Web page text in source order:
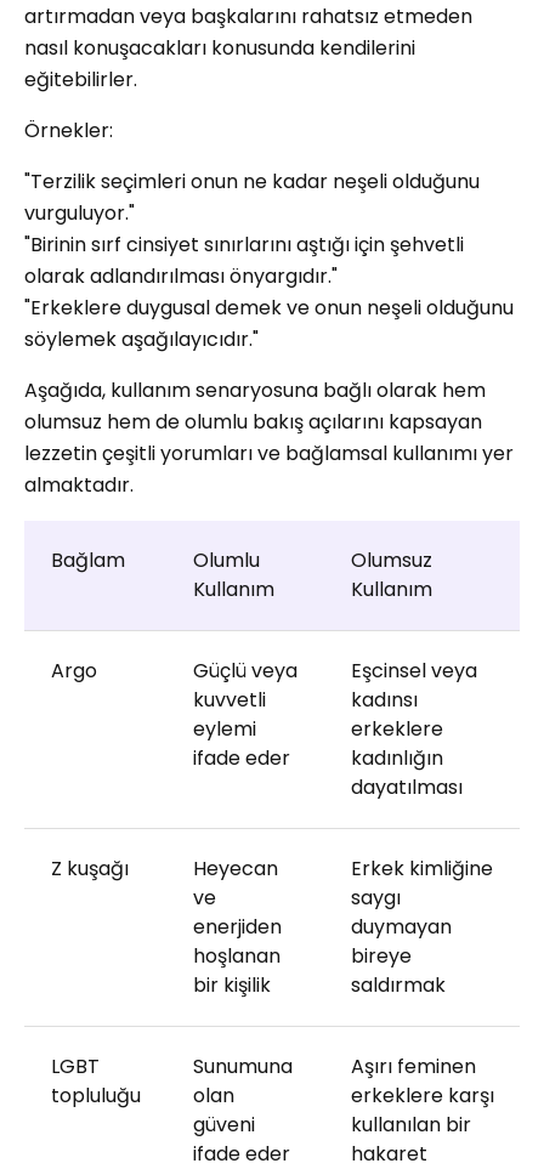
artırmadan veya başkalarını rahatsız etmeden
nasıl konuşacakları konusunda kendilerini
eğitebilirler.
Örnekler:
"Terzilik seçimleri onun ne kadar neşeli olduğunu
vurguluyor."
"Birinin sırf cinsiyet sınırlarını aştığı için şehvetli
olarak adlandırılması önyargıdır."
"Erkeklere duygusal demek ve onun neşeli olduğunu
söylemek aşağılayıcıdır."
Aşağıda, kullanım senaryosuna bağlı olarak hem
olumsuz hem de olumlu bakış açılarını kapsayan
lezzetin çeşitli yorumları ve bağlamsal kullanımı yer
almaktadır.
Bağlam
Olumlu
Kullanım
Olumsuz
Kullanım
Argo
Güçlü veya
kuvvetli
eylemi
ifade eder
Eşcinsel veya
kadınsı
erkeklere
kadınlığın
dayatılması
Z kuşağı
Heyecan
ve
enerjiden
hoşlanan
bir kişilik
Erkek kimliğine
saygı
duymayan
bireye
saldırmak
LGBT
topluluğu
Sunumuna
olan
güveni
ifade eder
Aşırı feminen
erkeklere karşı
kullanılan bir
hakaret